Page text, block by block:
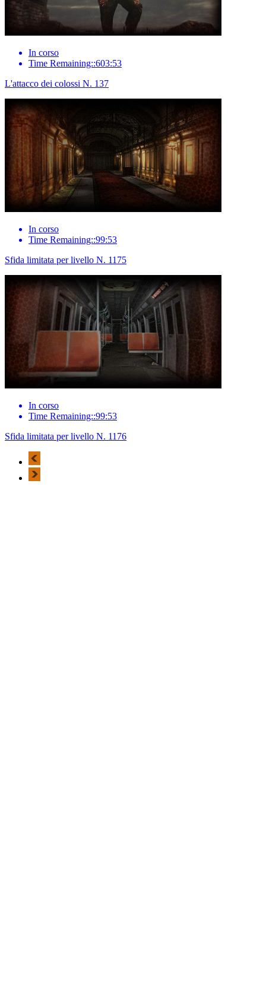
In corso
Time Remaining::603:53
L'attacco dei colossi N. 137
In corso
Time Remaining::99:53
Sfida limitata per livello N. 1175
In corso
Time Remaining::99:53
Sfida limitata per livello N. 1176